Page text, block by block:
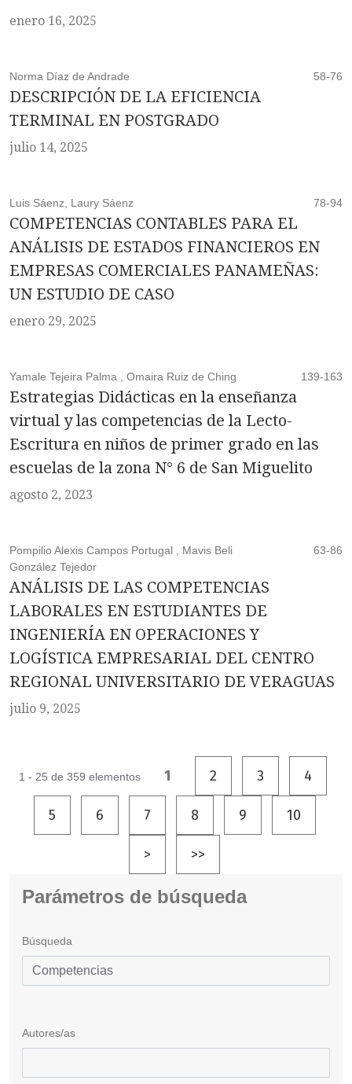
enero 16, 2025
Norma Díaz de Andrade 58-76
DESCRIPCIÓN DE LA EFICIENCIA
TERMINAL EN POSTGRADO
julio 14, 2025
Luis Sáenz, Laury Sáenz 78-94
COMPETENCIAS CONTABLES PARA EL
ANÁLISIS DE ESTADOS FINANCIEROS EN
EMPRESAS COMERCIALES PANAMEÑAS:
UN ESTUDIO DE CASO
enero 29, 2025
Yamale Tejeira Palma , Omaira Ruiz de Ching 139-163
Estrategias Didácticas en la enseñanza
virtual y las competencias de la Lecto-
Escritura en niños de primer grado en las
escuelas de la zona N° 6 de San Miguelito
agosto 2, 2023
Pompilio Alexis Campos Portugal , Mavis Beli
González Tejedor
63-86
ANÁLISIS DE LAS COMPETENCIAS
LABORALES EN ESTUDIANTES DE
INGENIERÍA EN OPERACIONES Y
LOGÍSTICA EMPRESARIAL DEL CENTRO
REGIONAL UNIVERSITARIO DE VERAGUAS
julio 9, 2025
1 - 25 de 359 elementos 1 2 3 4
5 6 7 8 9 10
> >>
Parámetros de búsqueda
Búsqueda
Autores/as